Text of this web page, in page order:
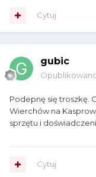
Cytuj
gubic
Podepnę się troszkę.
Wierchów na
sprzętu i
Cytuj